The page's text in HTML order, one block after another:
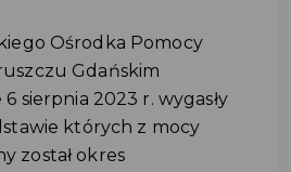
Ośrodka Pomocy
Gdańskim
sierpnia 2023 r. wygasły
których z mocy
został okres